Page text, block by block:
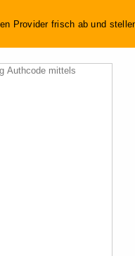
Provider frisch ab und